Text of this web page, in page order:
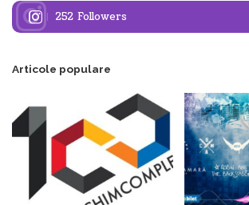
252 Followers
Articole populare